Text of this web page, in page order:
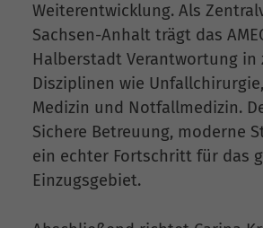
Weiterentwicklung. Als
Sachsen-Anhalt trägt das
Halberstadt Verantwortung in
Disziplinen wie
Medizin und Notfallmedizin.
Sichere Betreuung, moderne
ein echter Fortschritt für das
Einzugsgebiet.